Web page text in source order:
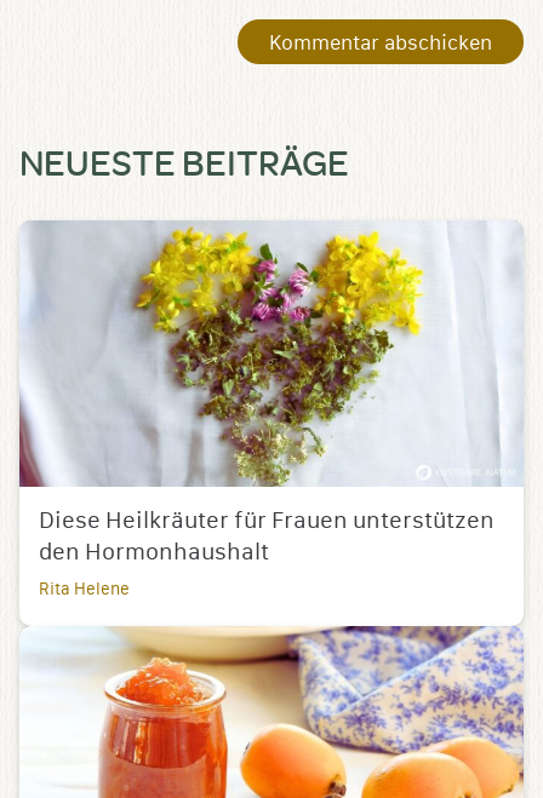
NEUESTE BEITRÄGE
Diese Heilkräuter für Frauen unterstützen
den Hormonhaushalt
Rita Helene